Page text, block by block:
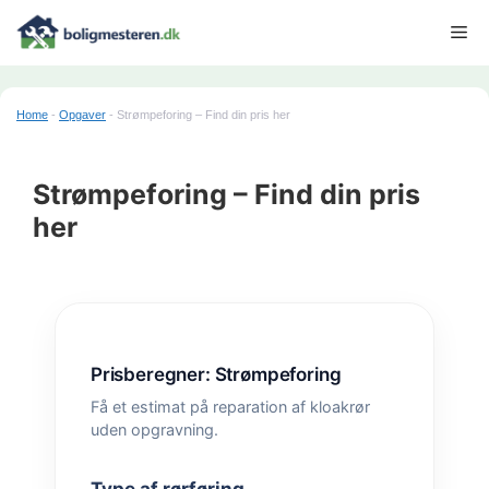
Home - Opgaver - Strømpeforing – Find din pris her
Strømpeforing – Find din pris
her
Prisberegner: Strømpeforing
Få et estimat på reparation af kloakrør
uden opgravning.